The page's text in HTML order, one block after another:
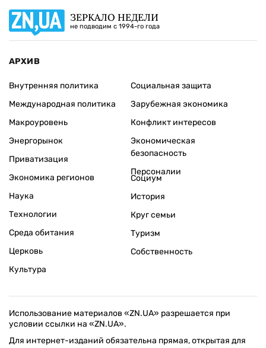
ЗЕРКАЛО НЕДЕЛИ
не подводим с 1994-го года
АРХИВ
Внутренняя политика
Международная политика
Макроуровень
Энергорынок
Приватизация
Экономика регионов
Социальная защита
Зарубежная экономика
Конфликт интересов
Экономическая
безопасность
Персоналии
Наука
Технологии
Среда обитания
Церковь
Культура
Социум
История
Круг семьи
Туризм
Собственность
Использование материалов «ZN.UA» разрешается при
условии ссылки на «ZN.UA».
Для интернет-изданий обязательна прямая, открытая для